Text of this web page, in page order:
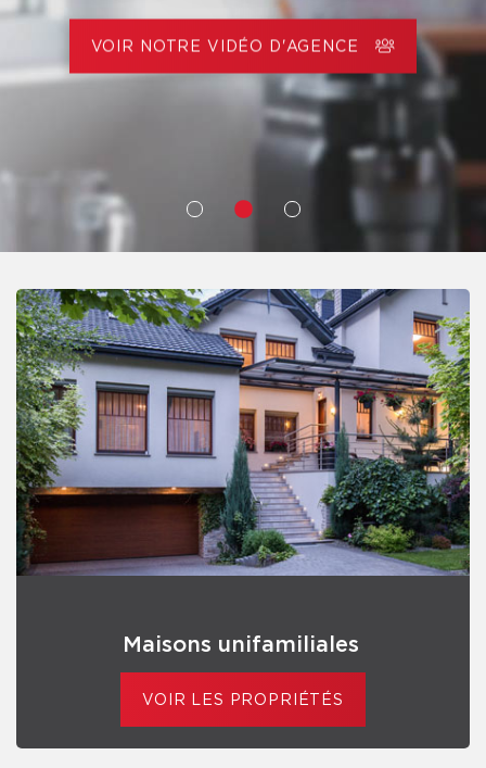
NOS COURTIERS
VOIR NOTRE VIDÉO D'AGENCE
NOS COURTIERS
Maisons unifamiliales
VOIR LES PROPRIÉTÉS